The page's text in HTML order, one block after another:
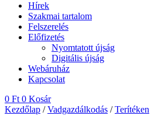
Hírek
Szakmai tartalom
Felszerelés
Előfizetés
Nyomtatott újság
Digitális újság
Webáruház
Kapcsolat
0 Ft 0 Kosár
Kezdőlap /Vadgazdálkodás /Terítéken